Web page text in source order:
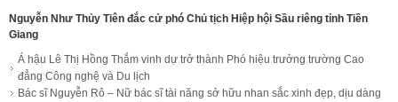
Nguyễn Như Thủy Tiên đắc cử phó Chủ tịch Hiệp hội Sầu riêng tỉnh Tiền
Giang
Á hậu Lê Thị Hồng Thắm vinh dự trở thành Phó hiệu trưởng trường Cao
đẳng Công nghệ và Du lịch
Bác sĩ Nguyễn Rô – Nữ bác sĩ tài năng sở hữu nhan sắc xinh đẹp, dịu dàng